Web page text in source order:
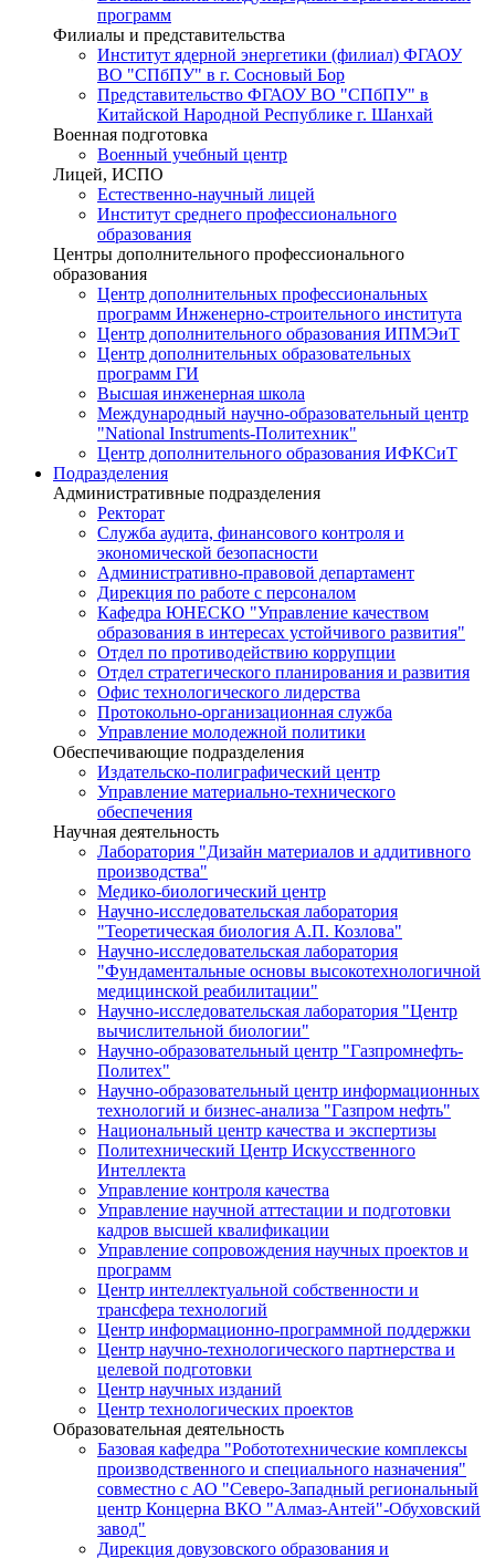
программ
Филиалы и представительства
Институт ядерной энергетики (филиал) ФГАОУ
ВО "СПбПУ" в г. Сосновый Бор
Представительство ФГАОУ ВО "СПбПУ" в
Китайской Народной Республике г. Шанхай
Военная подготовка
Военный учебный центр
Лицей, ИСПО
Естественно-научный лицей
Институт среднего профессионального
образования
Центры дополнительного профессионального
образования
Центр дополнительных профессиональных
программ Инженерно-строительного института
Центр дополнительного образования ИПМЭиТ
Центр дополнительных образовательных
программ ГИ
Высшая инженерная школа
Международный научно-образовательный центр
"National Instruments-Политехник"
Центр дополнительного образования ИФКСиТ
Подразделения
Административные подразделения
Ректорат
Служба аудита, финансового контроля и
экономической безопасности
Административно-правовой департамент
Дирекция по работе с персоналом
Кафедра ЮНЕСКО "Управление качеством
образования в интересах устойчивого развития"
Отдел по противодействию коррупции
Отдел стратегического планирования и развития
Офис технологического лидерства
Протокольно-организационная служба
Управление молодежной политики
Обеспечивающие подразделения
Издательско-полиграфический центр
Управление материально-технического
обеспечения
Научная деятельность
Лаборатория "Дизайн материалов и аддитивного
производства"
Медико-биологический центр
Научно-исследовательская лаборатория
"Теоретическая биология А.П. Козлова"
Научно-исследовательская лаборатория
"Фундаментальные основы высокотехнологичной
медицинской реабилитации"
Научно-исследовательская лаборатория "Центр
вычислительной биологии"
Научно-образовательный центр "Газпромнефть-
Политех"
Научно-образовательный центр информационных
технологий и бизнес-анализа "Газпром нефть"
Национальный центр качества и экспертизы
Политехнический Центр Искусственного
Интеллекта
Управление контроля качества
Управление научной аттестации и подготовки
кадров высшей квалификации
Управление сопровождения научных проектов и
программ
Центр интеллектуальной собственности и
трансфера технологий
Центр информационно-программной поддержки
Центр научно-технологического партнерства и
целевой подготовки
Центр научных изданий
Центр технологических проектов
Образовательная деятельность
Базовая кафедра "Робототехнические комплексы
производственного и специального назначения"
совместно с АО "Северо-Западный региональный
центр Концерна ВКО "Алмаз-Антей"-Обуховский
завод"
Дирекция довузовского образования и